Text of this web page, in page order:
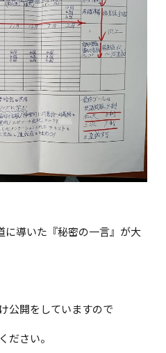
に導いた『秘密の一言』が大
公開をしていますので
ださい。